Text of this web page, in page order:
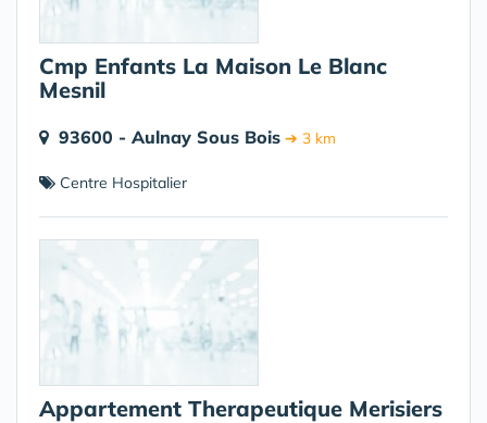
Cmp Enfants La Maison Le Blanc
Mesnil
93600 - Aulnay Sous Bois ➔ 3 km
Centre Hospitalier
Appartement Therapeutique Merisiers